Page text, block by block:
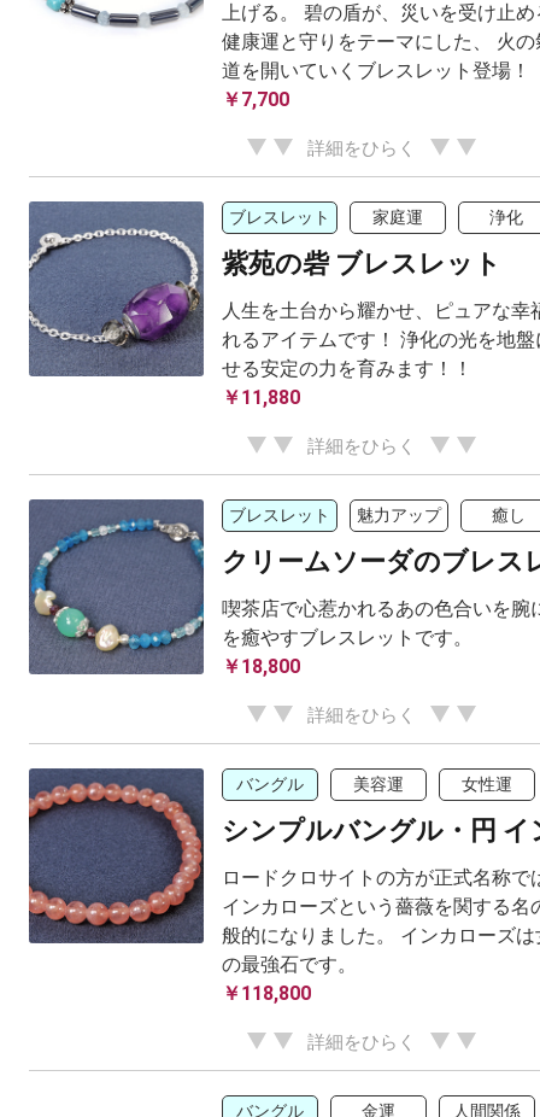
上げる。 碧の盾が、災いを受け止
健康運と守りをテーマにした、 火
道を開いていくブレスレット登場！
￥7,700
詳細をひらく
ブレスレット 家庭運 浄化
紫苑の砦 ブレスレット
人生を土台から耀かせ、ピュアな幸
れるアイテムです！ 浄化の光を地
せる安定の力を育みます！！
￥11,880
詳細をひらく
ブレスレット 魅力アップ 癒し
クリームソーダのブレス
喫茶店で心惹かれるあの色合いを腕
を癒やすブレスレットです。
￥18,800
詳細をひらく
バングル 美容運 女性運
シンプルバングル・円 イ
ロードクロサイトの方が正式名称で
インカローズという薔薇を関する名
般的になりました。 インカローズ
の最強石です。
￥118,800
詳細をひらく
バングル 金運 人間関係